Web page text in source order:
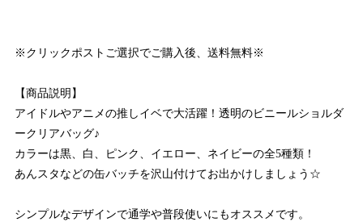
※クリックポストご選択でご購入後、送料無料※
【商品説明】
アイドルやアニメの推しイベで大活躍！透明のビニールショルダ
ークリアバッグ♪
カラーは黒、白、ピンク、イエロー、ネイビーの全5種類！
あんスタなどの缶バッチを沢山付けてお出かけしましょう☆
シンプルなデザインで通学や普段使いにもオススメです。